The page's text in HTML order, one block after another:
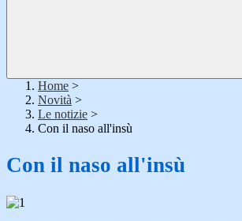
Home >
Novità >
Le notizie >
Con il naso all'insù
Con il naso all'insù